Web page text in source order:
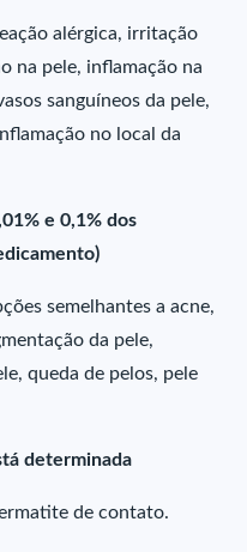
alérgica, irritação
na pele, inflamação na
sanguíneos da pele,
no local da
e 0,1% dos
semelhantes a acne,
da pele,
queda de pelos, pele
determinada
de contato.